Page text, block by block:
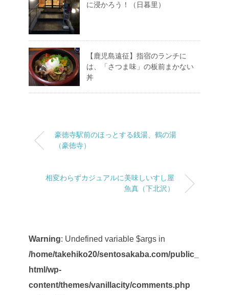
に浸かろう！（日暮里）
【鹿児島遠征】指宿のランチに
は、「さつま味」の板前まかない
丼
豪徳寺駅前のほっとする銭湯、鶴の湯
（豪徳寺）
相変わらずカジュアルに美味しいすし屋
魚真（下北沢）
Warning: Undefined variable $args in
/home/takehiko20/sentosakaba.com/public_
html/wp-
content/themes/vanillacity/comments.php